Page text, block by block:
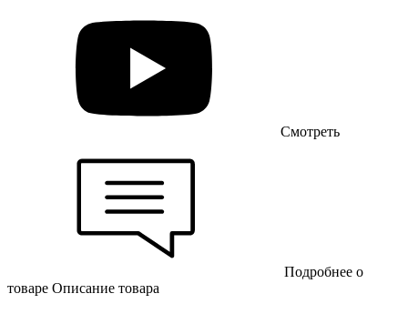
Смотреть
Подробнее о
товаре Описание товара